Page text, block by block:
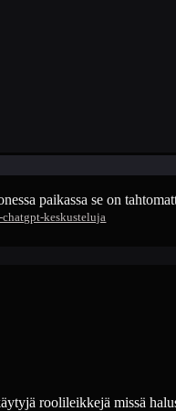
paikassa se on
keskusteluja
roolileikkejä missä